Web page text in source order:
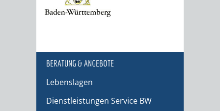
BERATUNG & ANGEBOTE
Lebenslagen
Dienstleistungen Service BW